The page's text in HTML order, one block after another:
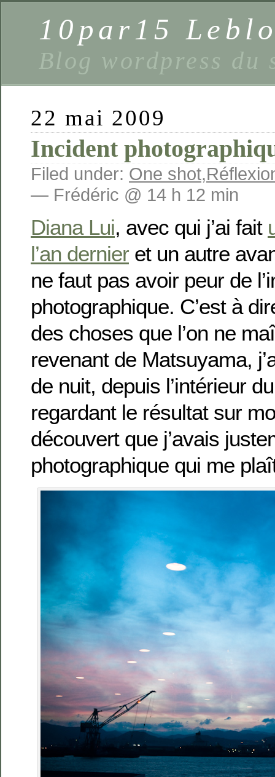
10par15
Blog wordpress du
22 mai 2009
Incident
Filed under: One shot,
— Frédéric @ 14 h 12 min
Diana Lui, avec qui j’ai fait
l’an dernier et un autre
ne faut pas avoir peur de
photographique. C’est à
des choses que l’on ne
revenant de Matsuyama,
de nuit, depuis l’intérieur
regardant le résultat sur
découvert que j’avais
photographique qui me